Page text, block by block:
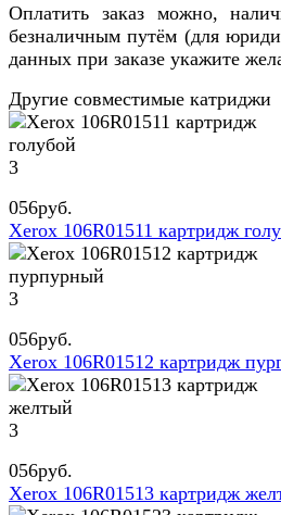
Оплатить заказ можно,
безналичным путём (для
данных при заказе укажите
Другие совместимые катриджи
3
056руб.
Xerox 106R01511 картридж
3
056руб.
Xerox 106R01512 картридж
3
056руб.
Xerox 106R01513 картридж